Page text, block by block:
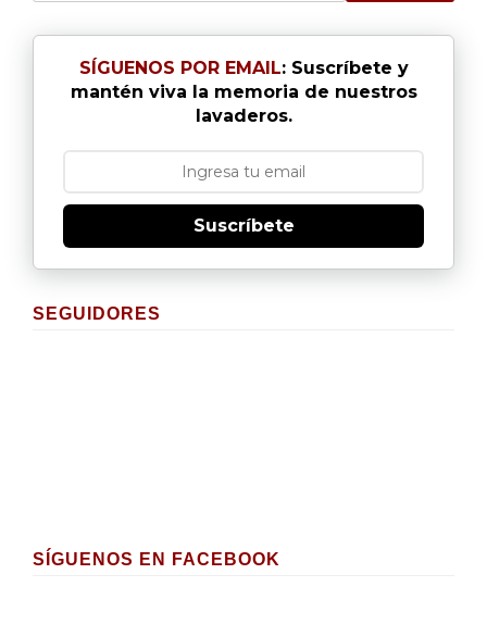
SÍGUENOS POR EMAIL: Suscríbete y
mantén viva la memoria de nuestros
lavaderos.
Suscríbete
SEGUIDORES
SÍGUENOS EN FACEBOOK